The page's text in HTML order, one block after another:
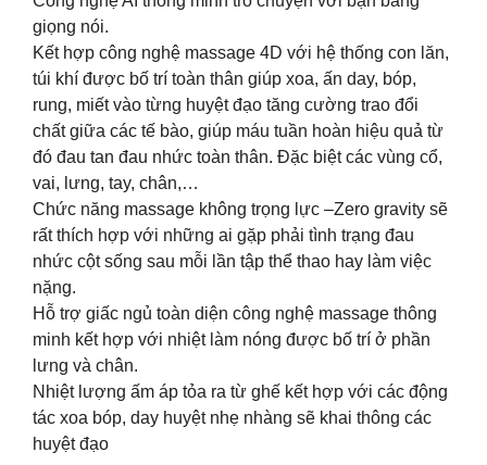
giọng nói.
Kết hợp công nghệ massage 4D với hệ thống con lăn,
túi khí được bố trí toàn thân giúp xoa, ấn day, bóp,
rung, miết vào từng huyệt đạo tăng cường trao đổi
chất giữa các tế bào, giúp máu tuần hoàn hiệu quả từ
đó đau tan đau nhức toàn thân. Đặc biệt các vùng cổ,
vai, lưng, tay, chân,…
Chức năng massage không trọng lực –Zero gravity sẽ
rất thích hợp với những ai gặp phải tình trạng đau
nhức cột sống sau mỗi lần tập thể thao hay làm việc
nặng.
Hỗ trợ giấc ngủ toàn diện công nghệ massage thông
minh kết hợp với nhiệt làm nóng được bố trí ở phần
lưng và chân.
Nhiệt lượng ấm áp tỏa ra từ ghế kết hợp với các động
tác xoa bóp, day huyệt nhẹ nhàng sẽ khai thông các
huyệt đạo